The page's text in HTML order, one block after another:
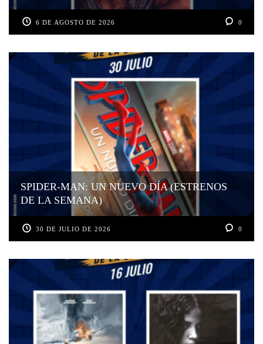
6 DE AGOSTO DE 2026 0
SPIDER-MAN: UN NUEVO DÍA (ESTRENOS
DE LA SEMANA)
30 DE JULIO DE 2026 0